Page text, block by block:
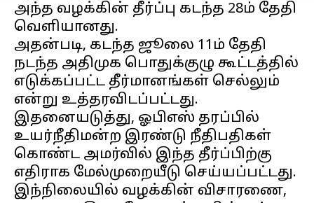
அந்த வழக்கின் தீர்ப்பு கடந்த 28ம் தேதி
வெளியானது.
அதன்படி, கடந்த ஜூலை 11ம் தேதி
நடந்த அதிமுக பொதுக்குழு கூட்டத்தில்
எடுக்கப்பட்ட தீர்மானங்கள் செல்லும்
என்று உத்தரவிடப்பட்டது.
இதனையடுத்து, ஓபிஎஸ் தரப்பில்
உயர்நீதிமன்ற இரண்டு நீதிபதிகள்
கொண்ட அமர்வில் இந்த தீர்ப்பிற்கு
எதிராக மேல்முறையீடு செய்யப்பட்டது.
இந்நிலையில் வழக்கின் விசாரணை,